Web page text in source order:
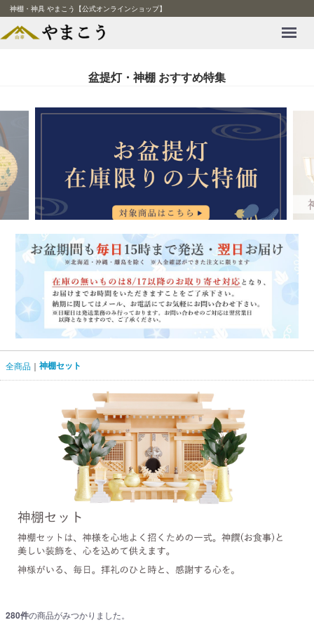
神棚・神具 やまこう【公式オンラインショップ】
盆提灯・神棚 おすすめ特集
全商品 神棚セット
280件の商品がみつかりました。